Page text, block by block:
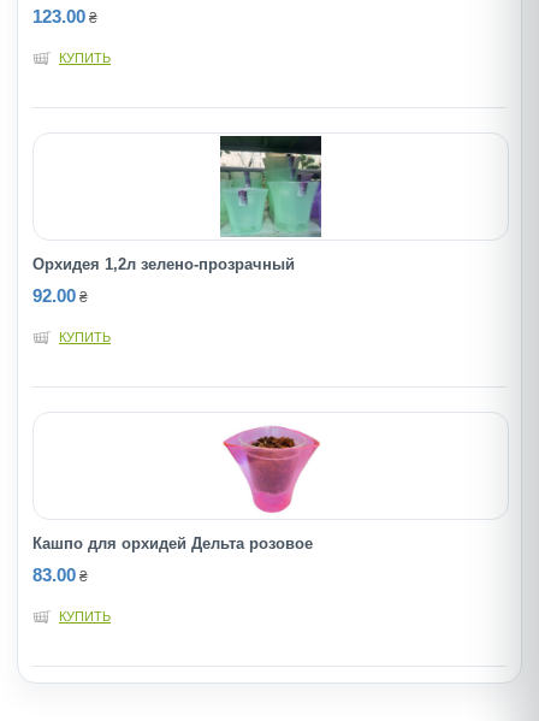
123.00 ₴
КУПИТЬ
Орхидея 1,2л зелено-прозрачный
92.00 ₴
КУПИТЬ
Кашпо для орхидей Дельта розовое
83.00 ₴
КУПИТЬ